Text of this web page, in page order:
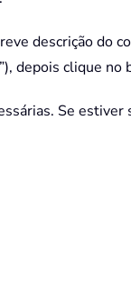
descrição
depois clique no
Se